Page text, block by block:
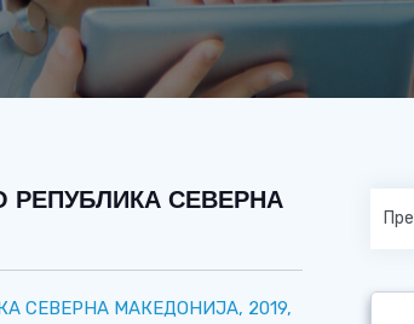
СЕВЕРНА
СЕВЕРНА МАКЕДОНИЈА, 2019,